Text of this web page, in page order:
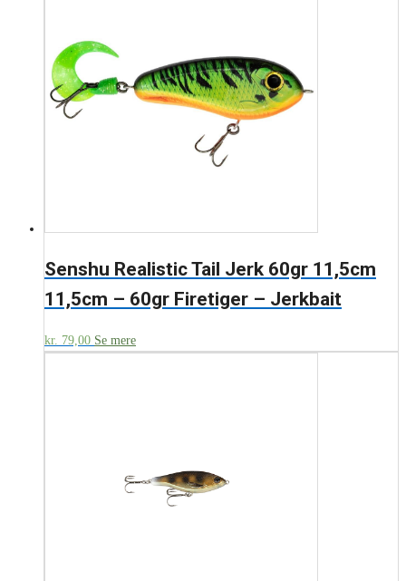
Senshu Realistic Tail Jerk 60gr 11,5cm
11,5cm – 60gr Firetiger – Jerkbait
kr. 79,00 Se mere